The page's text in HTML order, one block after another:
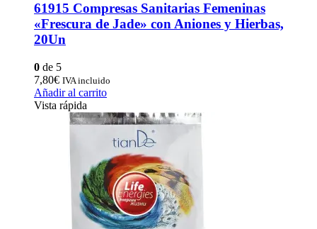
61915 Compresas Sanitarias Femeninas
«Frescura de Jade» con Aniones y Hierbas,
20Un
0 de 5
7,80€ IVA incluido
Añadir al carrito
Vista rápida